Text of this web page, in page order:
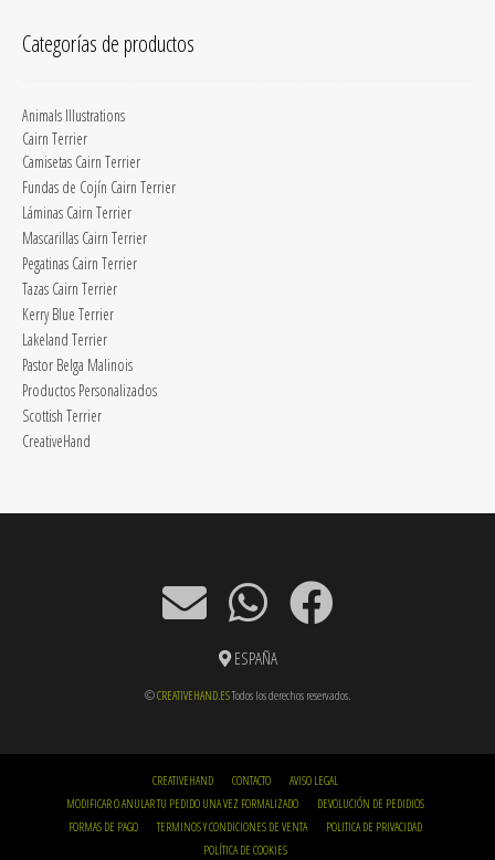
Categorías de productos
Animals Illustrations
Cairn Terrier
Camisetas Cairn Terrier
Fundas de Cojín Cairn Terrier
Láminas Cairn Terrier
Mascarillas Cairn Terrier
Pegatinas Cairn Terrier
Tazas Cairn Terrier
Kerry Blue Terrier
Lakeland Terrier
Pastor Belga Malinois
Productos Personalizados
Scottish Terrier
CreativeHand
ESPAÑA
©CREATIVEHAND.ESTodos los derechos reservados.
CREATIVEHAND CONTACTO
AVISO LEGAL
MODIFICAR O ANULAR TU PEDIDO UNA VEZ FORMALIZADO
DEVOLUCIÓN DE PEDIDIOS
FORMAS DE PAGO
TERMINOS Y CONDICIONES DE VENTA
POLITICA DE PRIVACIDAD
POLÍTICA DE COOKIES